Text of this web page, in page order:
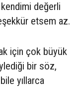
değerli
etsem az.
için çok büyük
bir söz,
yıllarca